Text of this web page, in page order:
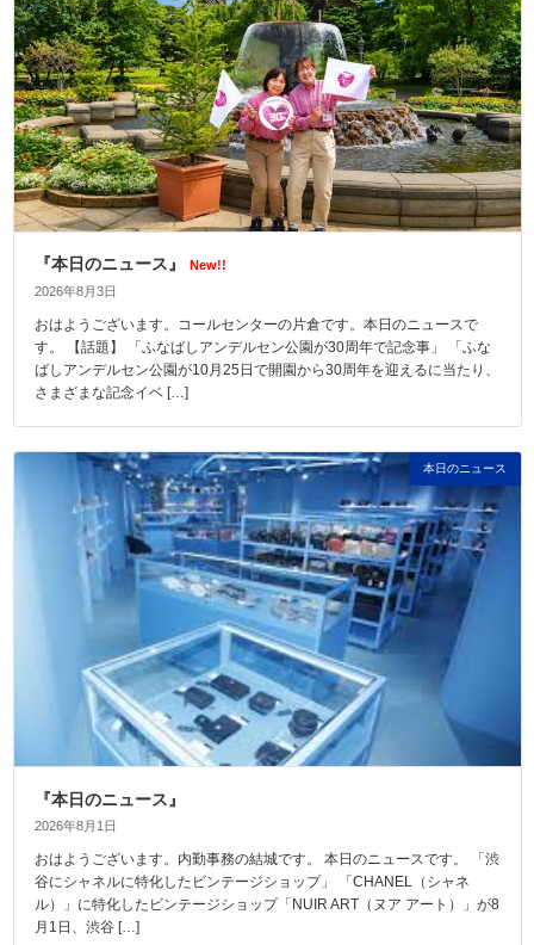
『本日のニュース』
New!!
2026年8月3日
おはようございます。コールセンターの片倉です。本日のニュースで
す。 【話題】 「ふなばしアンデルセン公園が30周年で記念事」 「ふな
ばしアンデルセン公園が10月25日で開園から30周年を迎えるに当たり、
さまざまな記念イベ […]
本日のニュース
『本日のニュース』
2026年8月1日
おはようございます。内勤事務の結城です。 本日のニュースです。 「渋
谷にシャネルに特化したビンテージショップ」 「CHANEL（シャネ
ル）」に特化したビンテージショップ「NUIR ART（ヌア アート）」が8
月1日、渋谷 […]